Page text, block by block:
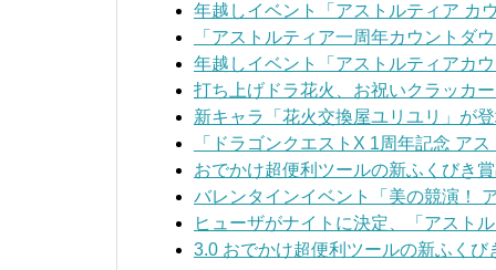
年越しイベント「アストルティア カ
「アストルティア一周年カウントダ
年越しイベント「アストルティアカ
打ち上げドラ花火、お祝いクラッカ
新キャラ「花火交換屋ユリユリ」が
「ドラゴンクエストX 1周年記念 ア
おでかけ超便利ツールの新ふくびき
バレンタインイベント「美の競演！
ヒューザがナイトに決定、「アスト
3.0 おでかけ超便利ツールの新ふくび